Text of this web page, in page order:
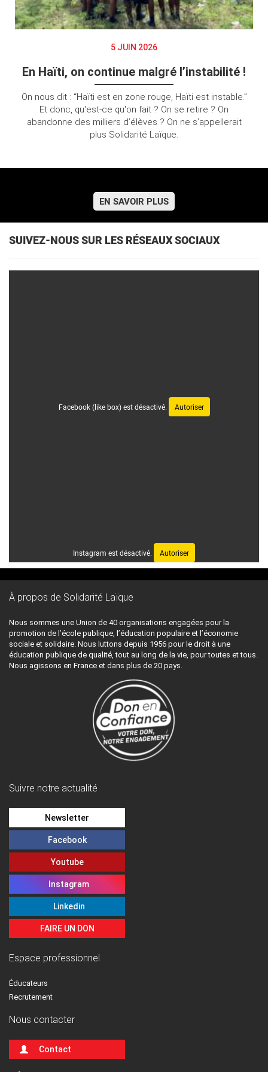
5 JUIN 2026
En Haïti, on continue malgré l’instabilité !
On nous dit : “Haïti est en zone rouge, Haïti est instable.”
Et donc, qu'est-ce qu'on fait ? On se retire ? On
abandonne des milliers d’élèves ? On ne s’appellerait
plus Solidarité Laïque.
EN SAVOIR PLUS
SUIVEZ-NOUS SUR LES RÉSEAUX SOCIAUX
Facebook (like box) est désactivé. Autoriser
Instagram est désactivé. Autoriser
À propos de Solidarité Laïque
Nous sommes une Union de 40 organisations engagées pour la
promotion de l’école publique, l’éducation populaire et l’économie
sociale et solidaire. Nous luttons depuis 1956 pour le droit à une
éducation publique de qualité, tout au long de la vie, pour toutes et tous.
Nous agissons en France et dans plus de 20 pays.
Suivre notre actualité
Newsletter
Facebook
Youtube
Instagram
Linkedin
FAIRE UN DON
Espace professionnel
Éducateurs
Recrutement
Nous contacter
Contact